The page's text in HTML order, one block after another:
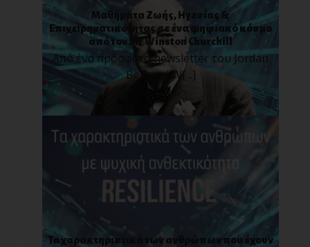
Μαθήματα Ζωής, Ηγεσίας &
Επιχειρηματικότητας σε ένα ψηφιακό κόσμο
από τον Sir Winston Churchill
Από ένα πρόσφατο newsletter του Jordan
Belfort ( W[...]
Τα χαρακτηριστικά των ανθρώπων που έχουν